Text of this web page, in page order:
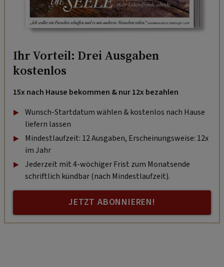
Ihr Vorteil: Drei Ausgaben
kostenlos
15x nach Hause bekommen & nur 12x bezahlen
Wunsch-Startdatum wählen & kostenlos nach Hause
liefern lassen
Mindestlaufzeit: 12 Ausgaben, Erscheinungsweise: 12x
im Jahr
Jederzeit mit 4-wöchiger Frist zum Monatsende
schriftlich kündbar (nach Mindestlaufzeit).
JETZT ABONNIEREN!